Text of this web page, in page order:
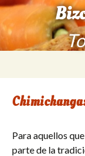
Para aquellos
parte de la